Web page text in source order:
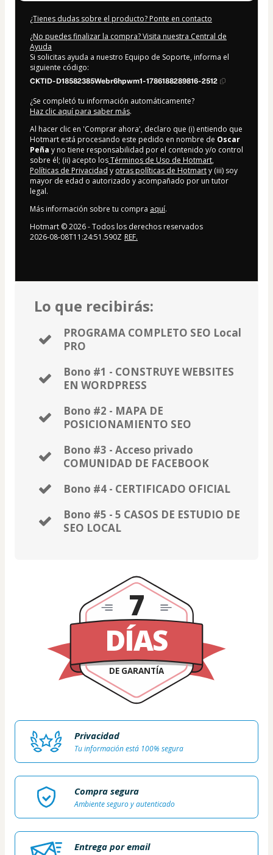
¿Tienes dudas sobre el producto? Ponte en contacto
¿No puedes finalizar la compra? Visita nuestra Central de
Ayuda
Si solicitas ayuda a nuestro Equipo de Soporte, informa el
siguiente código:
CKTID-D18582385Webr6hpwm1-1786188289816-2512
¿Se completó tu información automáticamente?
Haz clic aquí para saber más.
Al hacer clic en 'Comprar ahora', declaro que (i) entiendo que
Hotmart está procesando este pedido en nombre de Oscar
Peña y no tiene responsabilidad por el contenido y/o control
sobre él; (ii) acepto losTérminos de Uso de Hotmart,
Políticas de Privacidad y otras políticas de Hotmarty (iii) soy
mayor de edad o autorizado y acompañado por un tutor
legal.
Más información sobre tu compra aquí.
Hotmart ©2026- Todos los derechos reservados
2026-08-08T11:24:51.590Z REF.
Lo que recibirás:
PROGRAMA COMPLETO SEO Local
PRO
Bono #1 - CONSTRUYE WEBSITES
EN WORDPRESS
Bono #2 - MAPA DE
POSICIONAMIENTO SEO
Bono #3 - Acceso privado
COMUNIDAD DE FACEBOOK
Bono #4 - CERTIFICADO OFICIAL
Bono #5 - 5 CASOS DE ESTUDIO DE
SEO LOCAL
DÍAS
DE GARANTÍA
7
Privacidad
Tu información está 100% segura
Compra segura
Ambiente seguro y autenticado
Entrega por email